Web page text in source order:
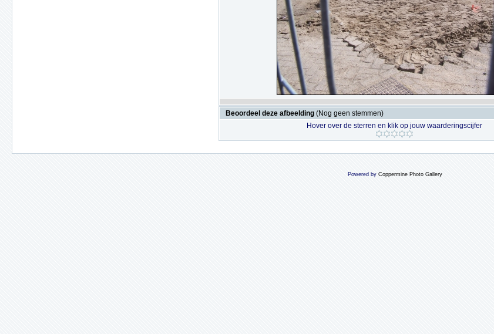
Beoordeel deze afbeelding (Nog geen stemmen)
Hover over de sterren en klik op jouw waarderingscijfer
Powered by Coppermine Photo Gallery